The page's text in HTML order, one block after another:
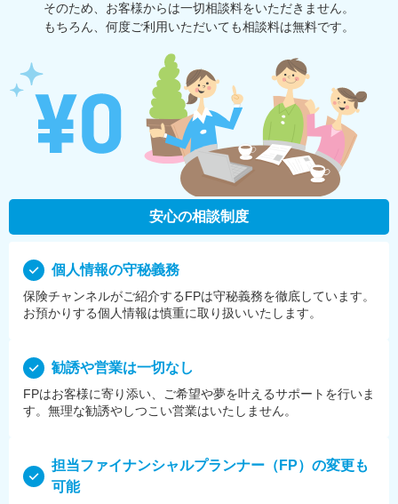
そのため、お客様からは一切相談料をいただきません。
もちろん、何度ご利⽤いただいても相談料は無料です。
安心の相談制度
個⼈情報の守秘義務
保険チャンネルがご紹介するFPは守秘義務を徹底しています。
お預かりする個⼈情報は慎重に取り扱いいたします。
勧誘や営業は⼀切なし
FPはお客様に寄り添い、ご希望や夢を叶えるサポートを⾏いま
す。無理な勧誘やしつこい営業はいたしません。
担当ファイナンシャルプランナー（FP）の変更も
可能